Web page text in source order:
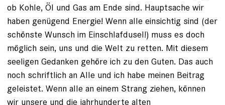
ob Kohle, Öl und Gas am Ende sind. Hauptsache wir
haben genügend Energie! Wenn alle einsichtig sind (der
schönste Wunsch im Einschlafdusel!) muss es doch
möglich sein, uns und die Welt zu retten. Mit diesem
seeligen Gedanken gehöre ich zu den Guten. Das auch
noch schriftlich an Alle und ich habe meinen Beitrag
geleistet. Wenn alle an einem Strang ziehen, können
wir unsere und die jahrhunderte alten